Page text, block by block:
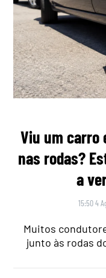
Viu um carro
nas rodas?
a
15:50 4
Muitos
junto às rodas